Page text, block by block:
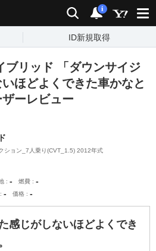
検索 通知
i
ID新規取得
ブリッド 「ダウンサイジ
ほどよくできた車かなと
ーレビュー
ション_7人乗り(CVT_1.5) 2012年式
- 燃費 -
- 価格 -
感じがしないほどよくでき